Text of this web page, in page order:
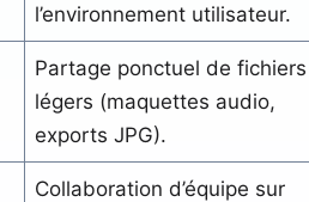
l’environnement utilisateur.
Partage ponctuel de fichiers
légers (maquettes audio,
exports JPG).
Collaboration d’équipe sur